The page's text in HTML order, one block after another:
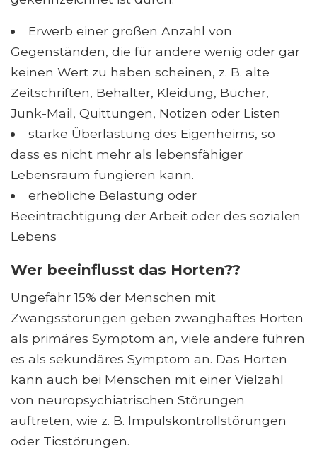
Erwerb einer großen Anzahl von
Gegenständen, die für andere wenig oder gar
keinen Wert zu haben scheinen, z. B. alte
Zeitschriften, Behälter, Kleidung, Bücher,
Junk-Mail, Quittungen, Notizen oder Listen
starke Überlastung des Eigenheims, so
dass es nicht mehr als lebensfähiger
Lebensraum fungieren kann.
erhebliche Belastung oder
Beeinträchtigung der Arbeit oder des sozialen
Lebens
Wer beeinflusst das Horten??
Ungefähr 15% der Menschen mit
Zwangsstörungen geben zwanghaftes Horten
als primäres Symptom an, viele andere führen
es als sekundäres Symptom an. Das Horten
kann auch bei Menschen mit einer Vielzahl
von neuropsychiatrischen Störungen
auftreten, wie z. B. Impulskontrollstörungen
oder Ticstörungen.